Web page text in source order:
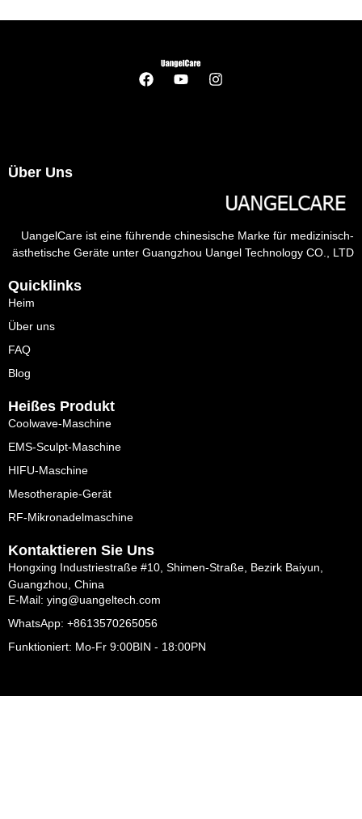
Über Uns
UangelCare ist eine führende chinesische Marke für medizinisch-
ästhetische Geräte unter Guangzhou Uangel Technology CO., LTD
Quicklinks
Heim
Über uns
FAQ
Blog
Heißes Produkt
Coolwave-Maschine
EMS-Sculpt-Maschine
HIFU-Maschine
Mesotherapie-Gerät
RF-Mikronadelmaschine
Kontaktieren Sie Uns
Hongxing Industriestraße #10, Shimen-Straße, Bezirk Baiyun,
Guangzhou, China
E-Mail: ying@uangeltech.com
WhatsApp: +8613570265056
Funktioniert: Mo-Fr 9:00BIN - 18:00PN